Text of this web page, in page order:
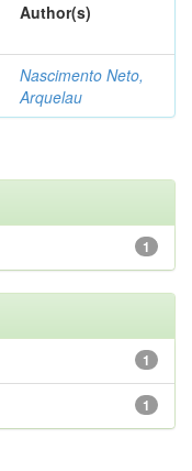
Author(s)
Nascimento Neto,
Arquelau
1
1
1